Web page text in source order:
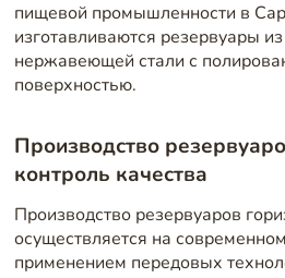
пищевой промышленности в
изготавливаются резервуары
нержавеющей стали с
поверхностью.
Производство
контроль качества
Производство резервуаров
осуществляется на
применением передовых